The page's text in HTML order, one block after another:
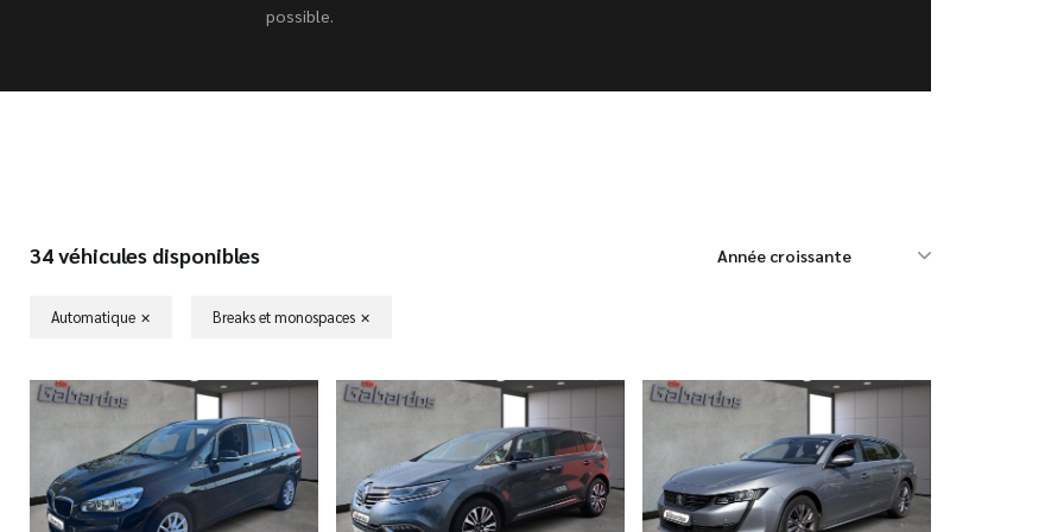
possible.
34 véhicules disponibles Année croissante
Automatique Breaks et monospaces